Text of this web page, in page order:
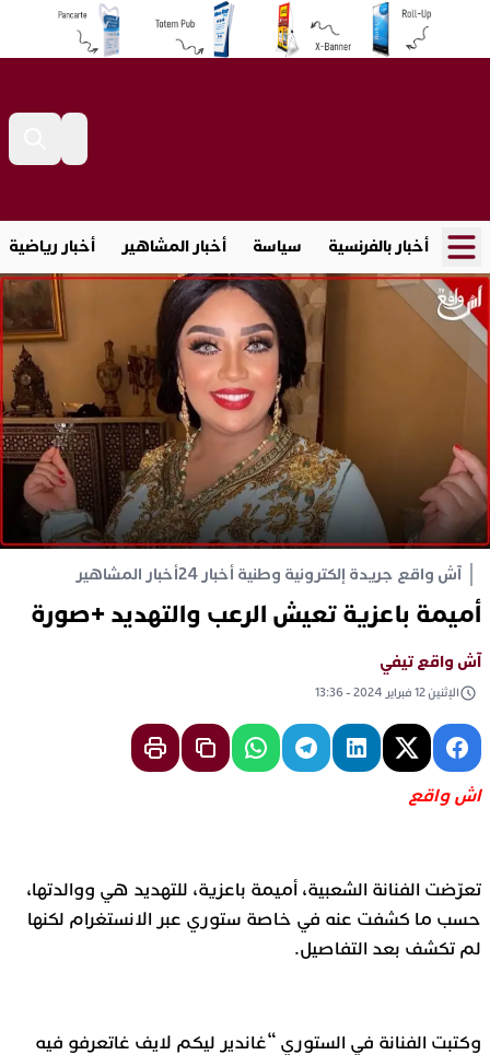
أخبار بالفرنسية سياسة أخبار المشاهير أخبار رياضية
آش واقع جريدة إلكترونية وطنية أخبار 24 أخبار المشاهير
أميمة باعزية تعيش الرعب والتهديد +صورة
آش واقع تيفي
الإثنين 12 فبراير 2024 - 13:36
اش واقع
تعرّضت الفنانة الشعبية، أميمة باعزية، للتهديد هي ووالدتها،
حسب ما كشفت عنه في خاصة ستوري عبر الانستغرام لكنها
لم تكشف بعد التفاصيل.
وكتبت الفنانة في الستوري “غاندير ليكم لايف غاتعرفو فيه